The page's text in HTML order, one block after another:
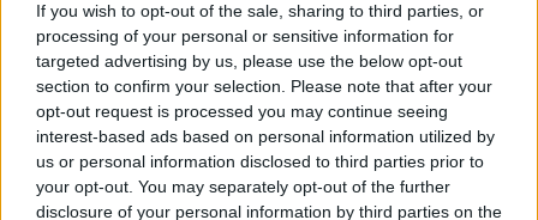
If you wish to opt-out of the sale, sharing to third parties, or
processing of your personal or sensitive information for
targeted advertising by us, please use the below opt-out
section to confirm your selection. Please note that after your
opt-out request is processed you may continue seeing
interest-based ads based on personal information utilized by
us or personal information disclosed to third parties prior to
your opt-out. You may separately opt-out of the further
disclosure of your personal information by third parties on the
τραγουδήσεις παρέα με την παρέα σου.
Ο κατάλογος είναι γεμάτος νοστιμιές που τιμούν
την πολίτικη κουζίνα. Ανάμεσα στα πιάτα που
ξεχωρίζουν, θα βρεις μαριναρισμένο μοσχάρι σε
σουβλί με αρωματικό μπασμάτι, ζουμερά